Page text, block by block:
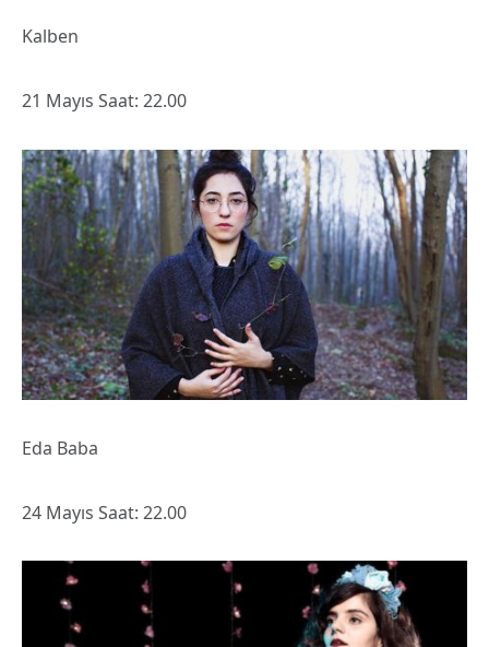
Kalben
21 Mayıs Saat: 22.00
Eda Baba
24 Mayıs Saat: 22.00